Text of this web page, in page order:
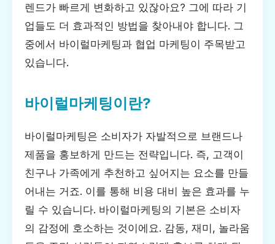
렌드가 빠르게 변화하고 있잖아요? 그에 따라 기
업들도 더 효과적인 방법을 찾아내야 합니다. 그
중에서 바이럴마케팅과 협업 마케팅이 주목받고
있습니다.
바이럴마케팅이란?
바이럴마케팅은 소비자가 자발적으로 브랜드나
제품을 홍보하게 만드는 전략입니다. 즉, 고객이
친구나 가족에게 추천하고 싶어지는 요소를 만들
어내는 거죠. 이를 통해 비용 대비 높은 효과를 누
릴 수 있습니다. 바이럴마케팅의 기본은 소비자
의 감정에 호소하는 것이에요. 감동, 재미, 놀라움